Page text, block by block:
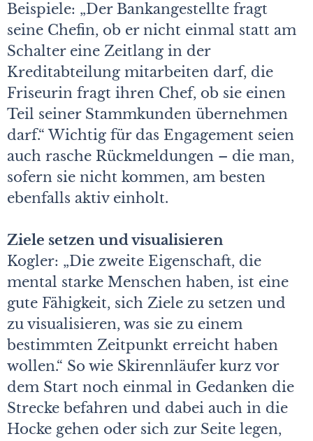
Beispiele: „Der Bankangestellte fragt
seine Chefin, ob er nicht einmal statt am
Schalter eine Zeitlang in der
Kreditabteilung mitarbeiten darf, die
Friseurin fragt ihren Chef, ob sie einen
Teil seiner Stammkunden übernehmen
darf.“ Wichtig für das Engagement seien
auch rasche Rückmeldungen – die man,
sofern sie nicht kommen, am besten
ebenfalls aktiv einholt.
Ziele setzen und visualisieren
Kogler: „Die zweite Eigenschaft, die
mental starke Menschen haben, ist eine
gute Fähigkeit, sich Ziele zu setzen und
zu visualisieren, was sie zu einem
bestimmten Zeitpunkt erreicht haben
wollen.“ So wie Skirennläufer kurz vor
dem Start noch einmal in Gedanken die
Strecke befahren und dabei auch in die
Hocke gehen oder sich zur Seite legen,